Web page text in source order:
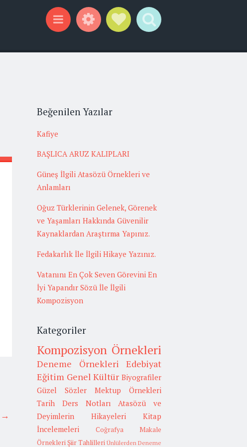
→
Beğenilen Yazılar
Kafiye
BAŞLICA ARUZ KALIPLARI
Güneş İlgili Atasözü Örnekleri ve
Anlamları
Oğuz Türklerinin Gelenek, Görenek
ve Yaşamları Hakkında Güvenilir
Kaynaklardan Araştırma Yapınız.
Fedakarlık İle İlgili Hikaye Yazınız.
Vatanını En Çok Seven Görevini En
İyi Yapandır Sözü İle İlgili
Kompozisyon
Kategoriler
Kompozisyon Örnekleri
Deneme Örnekleri
Edebiyat
Eğitim Genel Kültür Biyografiler
Güzel Sözler
Mektup Örnekleri
Tarih
Ders Notları
Atasözü ve
Deyimlerin Hikayeleri
Kitap
İncelemeleri
Coğrafya
Makale
Örnekleri Şiir Tahlilleri Ünlülerden Deneme